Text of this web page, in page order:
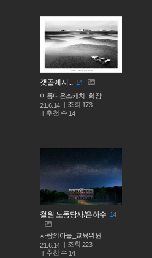
갯골에서... 14
아름다운스케치_회장
21.6.14
조회 173
추천 수 14
철원 노동당사/은하수 14
사람의아들_교육위원
21.6.14
조회 223
추천 수 14